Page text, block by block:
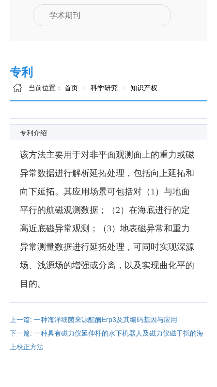
学术期刊
专利
当前位置： 首页 科学研究 知识产权
专利介绍
该方法主要用于对非平面观测面上的重力或磁
异常数据进行解析延拓处理，包括向上延拓和
向下延拓。其应用场景可包括对（1）与地面
平行的航磁观测数据；（2）在海底进行的定
高近底磁异常观测；（3）地表磁异常和重力
异常测量数据进行延拓处理，可同时实现深源
场、浅源场的增强或分离，以及实现曲化平的
目的。
上一篇: 一种海洋细菌来源酯酶Erp3及其编码基因与应用
下一篇: 一种具有磁力仪延伸杆的水下机器人及磁力仪磁干扰的海
上校正方法